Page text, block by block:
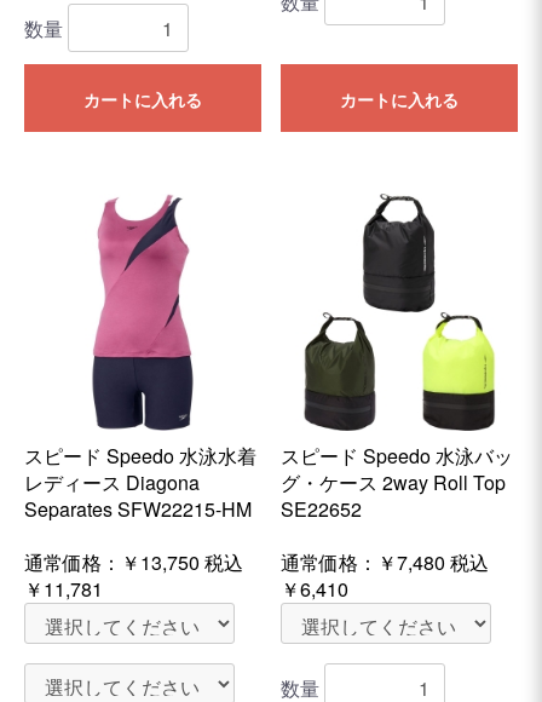
数量
カートに入れる カートに入れる
スピード Speedo 水泳水着
レディース Diagona
Separates SFW22215-HM
通常価格： ￥13,750 税込
￥11,781
スピード Speedo 水泳バッ
グ・ケース 2way Roll Top
SE22652
通常価格： ￥7,480 税込
￥6,410
数量